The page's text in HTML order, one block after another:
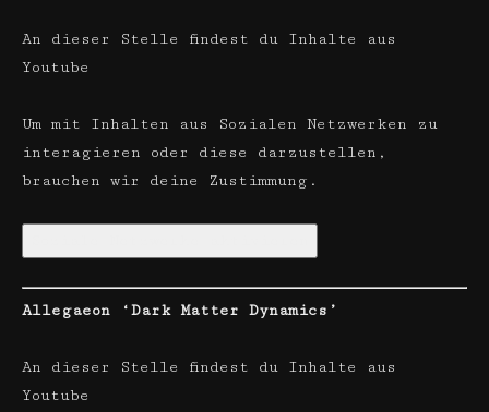
An dieser Stelle findest du Inhalte aus
Youtube
Um mit Inhalten aus Sozialen Netzwerken zu
interagieren oder diese darzustellen,
brauchen wir deine Zustimmung.
Allegaeon ‘Dark Matter Dynamics’
An dieser Stelle findest du Inhalte aus
Youtube